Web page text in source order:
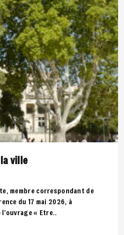
ville
membre correspondant de
du 17 mai 2026, à
« Etre..